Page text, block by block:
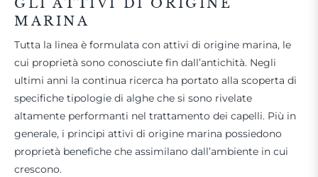
GLI ATTIVI DI ORIGINE
MARINA
Tutta la linea è formulata con attivi di origine marina, le
cui proprietà sono conosciute fin dall’antichità. Negli
ultimi anni la continua ricerca ha portato alla scoperta di
specifiche tipologie di alghe che si sono rivelate
altamente performanti nel trattamento dei capelli. Più in
generale, i principi attivi di origine marina possiedono
proprietà benefiche che assimilano dall’ambiente in cui
crescono.